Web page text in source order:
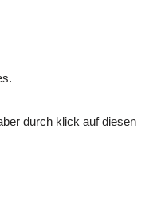
durch klick auf diesen